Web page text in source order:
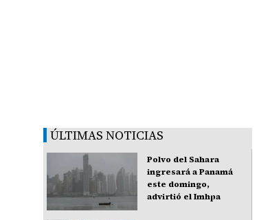
ÚLTIMAS NOTICIAS
Polvo del Sahara
ingresará a Panamá
este domingo,
advirtió el Imhpa